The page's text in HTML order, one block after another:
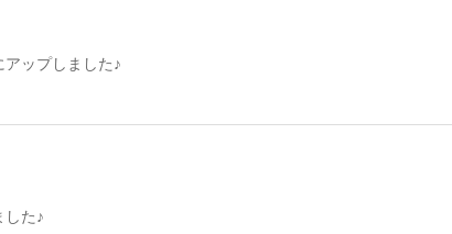
アップしました♪
した♪